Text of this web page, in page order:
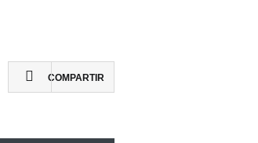
COMPARTIR